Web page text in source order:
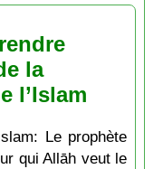
la
l’Islam
Le prophète
qui Allāh veut le